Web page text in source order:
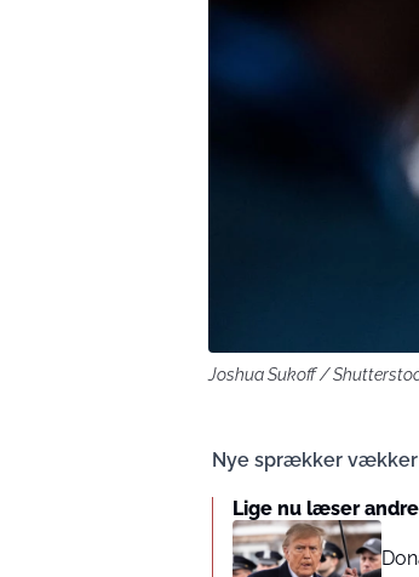
Joshua Sukoff /
Nye sprækker vækker
Lige nu læser andre